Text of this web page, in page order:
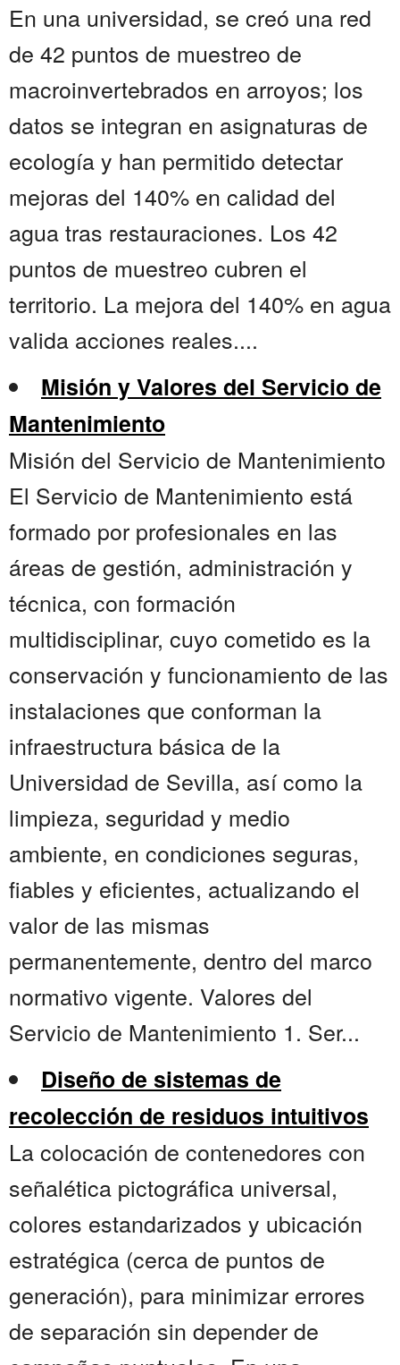
En una universidad, se creó una red
de 42 puntos de muestreo de
macroinvertebrados en arroyos; los
datos se integran en asignaturas de
ecología y han permitido detectar
mejoras del 140% en calidad del
agua tras restauraciones. Los 42
puntos de muestreo cubren el
territorio. La mejora del 140% en agua
valida acciones reales....
Misión y Valores del Servicio de
Mantenimiento
Misión del Servicio de Mantenimiento
El Servicio de Mantenimiento está
formado por profesionales en las
áreas de gestión, administración y
técnica, con formación
multidisciplinar, cuyo cometido es la
conservación y funcionamiento de las
instalaciones que conforman la
infraestructura básica de la
Universidad de Sevilla, así como la
limpieza, seguridad y medio
ambiente, en condiciones seguras,
fiables y eficientes, actualizando el
valor de las mismas
permanentemente, dentro del marco
normativo vigente. Valores del
Servicio de Mantenimiento 1. Ser...
Diseño de sistemas de
recolección de residuos intuitivos
La colocación de contenedores con
señalética pictográfica universal,
colores estandarizados y ubicación
estratégica (cerca de puntos de
generación), para minimizar errores
de separación sin depender de